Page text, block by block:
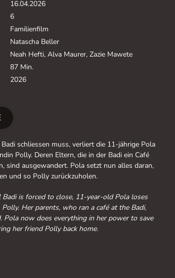
16.04.2026
6
Familienfilm
Natascha Beller
Neah Hefti, Alva Maurer, Zazie Mawete
87 Min.
2026
schliessen muss, verliert die 11-jährige Pola
Polly. Deren Eltern, die in der Badi ein Café
sind ausgewandert. Pola setzt nun alles daran,
und so Polly zurückzuholen.
Badi is forced to close, 11-year-old Pola loses
Her parents, who ran a café at the Badi,
Pola now does everything in her power to save
her friend Polly back home.